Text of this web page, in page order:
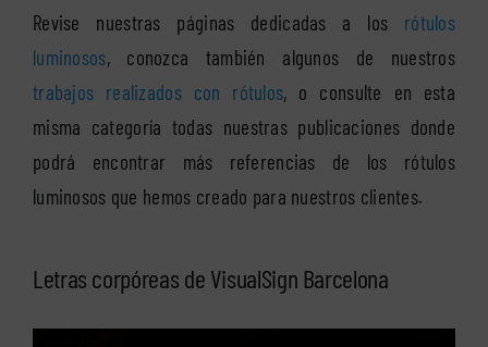
Revise nuestras páginas dedicadas a los rótulos
luminosos, conozca también algunos de nuestros
trabajos realizados con rótulos, o consulte en esta
misma categoría todas nuestras publicaciones donde
podrá encontrar más referencias de los rótulos
luminosos que hemos creado para nuestros clientes.
Letras corpóreas de VisualSign Barcelona